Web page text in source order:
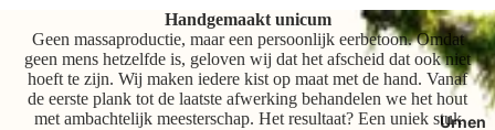
Urnen
Handgemaakt unicum
Geen massaproductie, maar een persoonlijk eerbetoon. Omdat
geen mens hetzelfde is, geloven wij dat het afscheid dat ook niet
hoeft te zijn. Wij maken iedere kist op maat met de hand. Vanaf
de eerste plank tot de laatste afwerking behandelen we het hout
met ambachtelijk meesterschap. Het resultaat? Een uniek stuk